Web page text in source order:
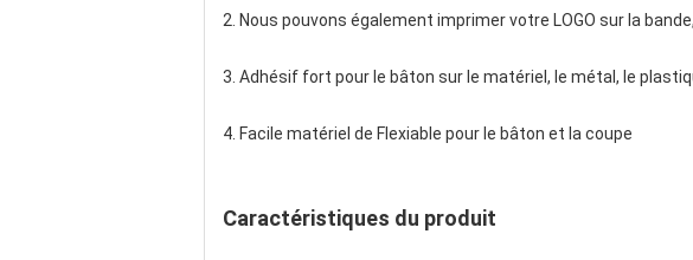
2. Nous pouvons également imprimer votre LOGO sur la
3. Adhésif fort pour le bâton sur le matériel, le métal, le
4. Facile matériel de Flexiable pour le bâton et la coupe
Caractéristiques du produit